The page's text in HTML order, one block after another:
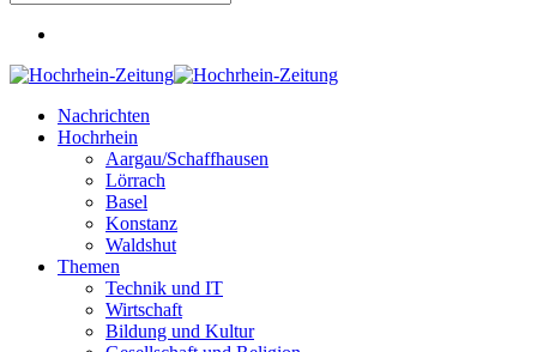
Nachrichten
Hochrhein
Aargau/Schaffhausen
Lörrach
Basel
Konstanz
Waldshut
Themen
Technik und IT
Wirtschaft
Bildung und Kultur